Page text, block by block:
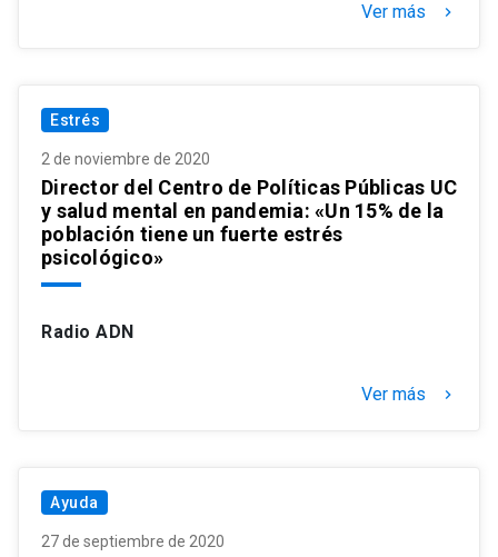
Ver más keyboard_arrow_right
Estrés
2 de noviembre de 2020
Director del Centro de Políticas Públicas UC
y salud mental en pandemia: «Un 15% de la
población tiene un fuerte estrés
psicológico»
Radio ADN
Ver más keyboard_arrow_right
Ayuda
27 de septiembre de 2020